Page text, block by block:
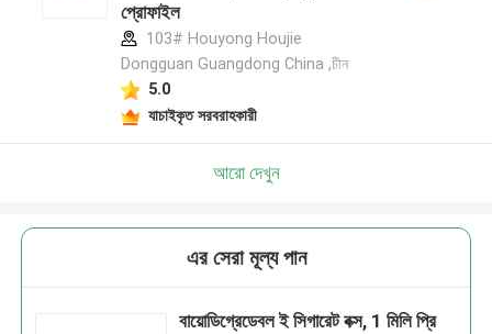
প্রোফাইল
103# Houyong Houjie
Dongguan Guangdong China ,চীন
5.0
যাচাইকৃত সরবরাহকারী
আরো দেখুন
এর সেরা মূল্য পান
বায়োডিগ্রেডেবল ই সিগারেট বক্স, 1 মিলি প্রি